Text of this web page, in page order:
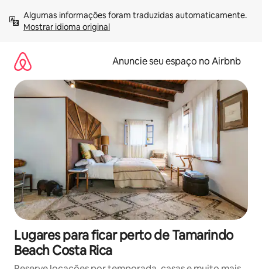
para
Mostrar idioma original
Anuncie seu espaço no Airbnb
Lugares para ficar perto de Tamarindo
Beach Costa Rica